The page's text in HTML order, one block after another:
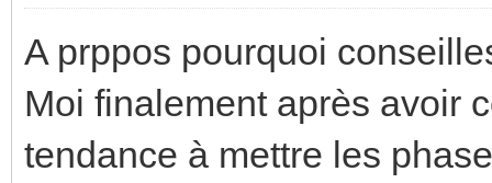
A prppos pourquoi
Moi finalement après avoir
tendance à mettre les